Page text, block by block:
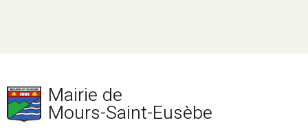
Mairie de
Mours-Saint-Eusèbe